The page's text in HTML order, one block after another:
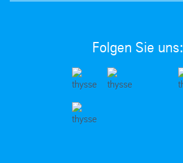
Folgen Sie uns: